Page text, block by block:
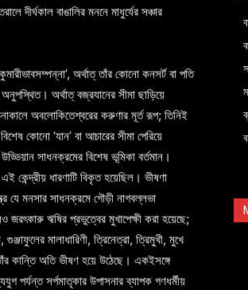
দীর্ঘকাল বাঙালির মননে মাধুর্যের সঞ্চার
অর্থাত্ তাঁর কোনো কনসর্ট বা পতি
অর্থাত্ বজ্রযানের সীমা ছাড়িয়ে
অবলোকিতেশ্বরের করুণার মূর্ত রূপ; তিনিই
কোনো ‘যান’ বা আচারের সীমা পেরিয়ে
সাধনক্রমের বিশেষ ভূমিকা বর্তমান।
কেন্দ্রীয় ধারণাটি বিকৃত হয়েছিল। ভীষণা
যে মনসার সাধনক্রমে গৌড়ী নাগবল্লভা
জরৎকারু ঋষির প্রভুত্বের মুখাপেক্ষী করা হয়েছে;
মালাধারিণী, ত্রিনেত্রা, ত্রিমুখী, মুখে
কান্তি অতি ভীষণ হয়ে উঠেছে। একইসঙ্গে
পর্যন্ত সর্পমাতৃকার উপাসনার ব্যাপক গণধর্মীয়